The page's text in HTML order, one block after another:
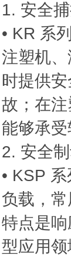
1. 安全
• KR 系
注塑机
时提供
故；在
能够承
2. 安全
• KSP
负载，
特点是
型应用